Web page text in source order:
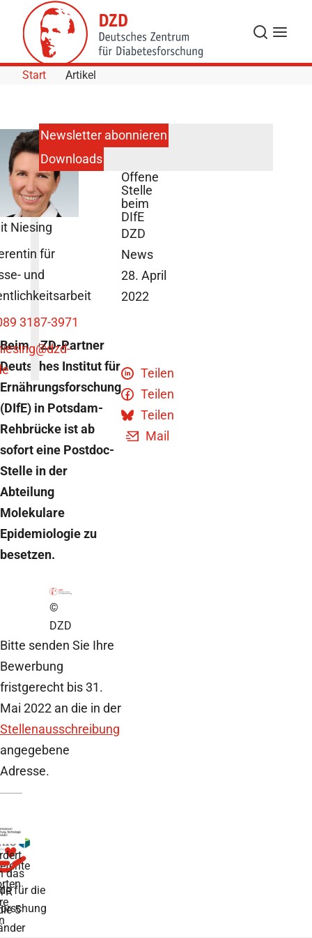
Skip to Content
Suche
Start Artikel
Offene
Stelle
beim
DIfE
DZD
News
28. April
2022
Beim DZD-Partner
Deutsches Institut für
Ernährungsforschung
(DIfE) in Potsdam-
Rehbrücke ist ab
sofort eine Postdoc-
Stelle in der
Abteilung
Molekulare
Epidemiologie zu
besetzen.
©
DZD
Bitte senden Sie Ihre
Bewerbung
fristgerecht bis 31.
Mai 2022 an die in der
Stellenausschreibung
angegebene
Adresse.
Teilen
Teilen
Teilen
Mail
Niesing
für
und
3187-3971
@dzd-
Newsletter abonnieren
Downloads
für die
das
5